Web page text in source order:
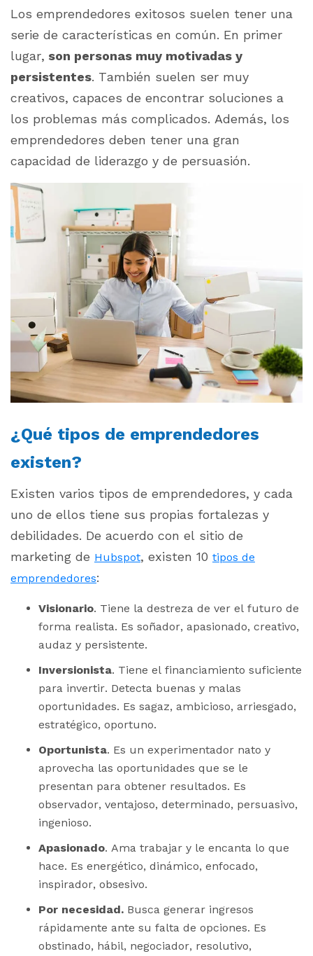
Los emprendedores exitosos suelen tener una
serie de características en común. En primer
lugar, son personas muy motivadas y
persistentes. También suelen ser muy
creativos, capaces de encontrar soluciones a
los problemas más complicados. Además, los
emprendedores deben tener una gran
capacidad de liderazgo y de persuasión.
¿Qué tipos de emprendedores
existen?
Existen varios tipos de emprendedores, y cada
uno de ellos tiene sus propias fortalezas y
debilidades. De acuerdo con el sitio de
marketing de Hubspot, existen 10 tipos de
emprendedores:
Visionario. Tiene la destreza de ver el futuro de
forma realista. Es soñador, apasionado, creativo,
audaz y persistente.
Inversionista. Tiene el financiamiento suficiente
para invertir. Detecta buenas y malas
oportunidades. Es sagaz, ambicioso, arriesgado,
estratégico, oportuno.
Oportunista. Es un experimentador nato y
aprovecha las oportunidades que se le
presentan para obtener resultados. Es
observador, ventajoso, determinado, persuasivo,
ingenioso.
Apasionado. Ama trabajar y le encanta lo que
hace. Es energético, dinámico, enfocado,
inspirador, obsesivo.
Por necesidad. Busca generar ingresos
rápidamente ante su falta de opciones. Es
obstinado, hábil, negociador, resolutivo,